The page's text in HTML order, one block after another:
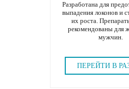
Разработана для
выпадения локонов и
их роста.
рекомендованы для
мужчин.
ПЕРЕЙТИ В